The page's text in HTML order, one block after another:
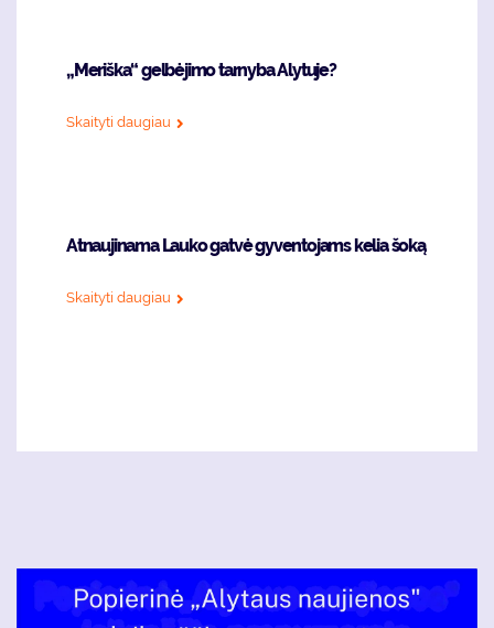
„Meriška“ gelbėjimo tarnyba Alytuje?
Skaityti daugiau
Atnaujinama Lauko gatvė gyventojams kelia šoką
Skaityti daugiau